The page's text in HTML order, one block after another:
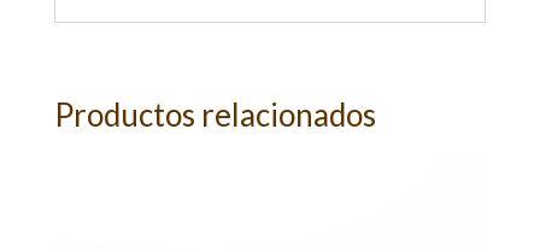
Productos relacionados